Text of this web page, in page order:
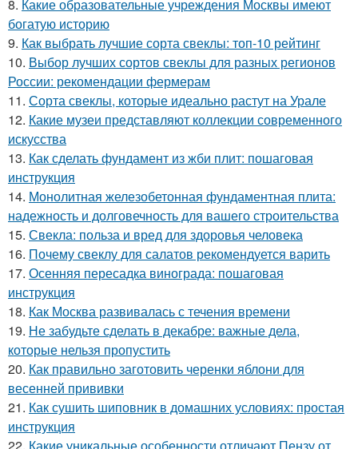
8. Какие образовательные учреждения Москвы имеют
богатую историю
9. Как выбрать лучшие сорта свеклы: топ-10 рейтинг
10. Выбор лучших сортов свеклы для разных регионов
России: рекомендации фермерам
11. Сорта свеклы, которые идеально растут на Урале
12. Какие музеи представляют коллекции современного
искусства
13. Как сделать фундамент из жби плит: пошаговая
инструкция
14. Монолитная железобетонная фундаментная плита:
надежность и долговечность для вашего строительства
15. Свекла: польза и вред для здоровья человека
16. Почему свеклу для салатов рекомендуется варить
17. Осенняя пересадка винограда: пошаговая
инструкция
18. Как Москва развивалась с течения времени
19. Не забудьте сделать в декабре: важные дела,
которые нельзя пропустить
20. Как правильно заготовить черенки яблони для
весенней прививки
21. Как сушить шиповник в домашних условиях: простая
инструкция